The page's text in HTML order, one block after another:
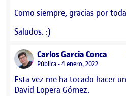
Como siempre, gracias por
Saludos. :)
Carlos Garcia Conca
Visibilidad:
Pública 4 enero, 2022
Esta vez me ha tocado hacer
David Lopera Gómez.